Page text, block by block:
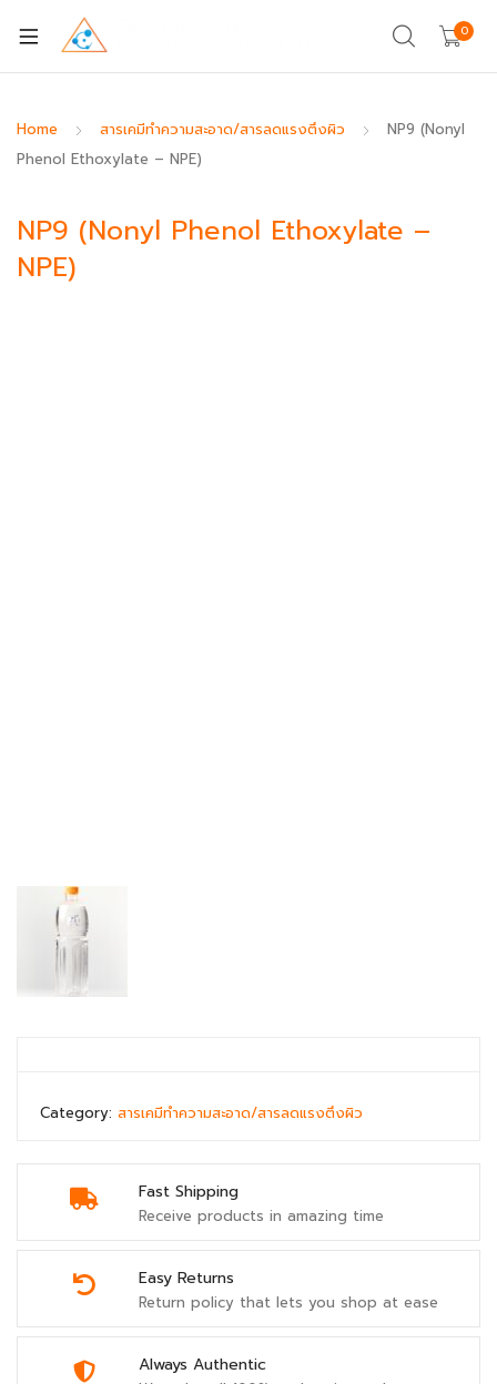
0
Home สารเคมีทำความสะอาด/สารลดแรงตึงผิว
NP9 (Nonyl
Phenol Ethoxylate – NPE)
NP9 (Nonyl Phenol Ethoxylate –
NPE)
Fast Shipping
Receive products in amazing time
Easy Returns
Return policy that lets you shop at ease
Always Authentic
Category: สารเคมีทำความสะอาด/สารลดแรงตึงผิว